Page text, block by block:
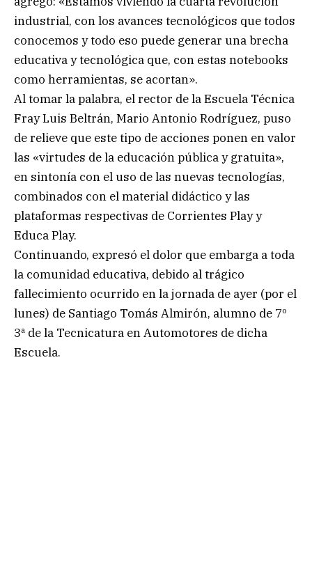
industrial, con los avances tecnológicos que todos
conocemos y todo eso puede generar una brecha
educativa y tecnológica que, con estas notebooks
como herramientas, se acortan».
Al tomar la palabra, el rector de la Escuela Técnica
Fray Luis Beltrán, Mario Antonio Rodríguez, puso
de relieve que este tipo de acciones ponen en valor
las «virtudes de la educación pública y gratuita»,
en sintonía con el uso de las nuevas tecnologías,
combinados con el material didáctico y las
plataformas respectivas de Corrientes Play y
Educa Play.
Continuando, expresó el dolor que embarga a toda
la comunidad educativa, debido al trágico
fallecimiento ocurrido en la jornada de ayer (por el
lunes) de Santiago Tomás Almirón, alumno de 7º
3ª de la Tecnicatura en Automotores de dicha
Escuela.